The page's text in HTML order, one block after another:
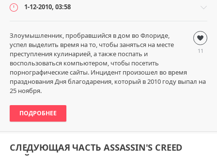
1-12-2010, 03:58
Безумный
мир
loginvovchyk
3
163
0
11
Злоумышленник, пробравшийся в дом во Флориде,
успел выделить время на то, чтобы заняться на месте
преступления кулинарией, а также поспать и
воспользоваться компьютером, чтобы посетить
порнографические сайты. Инцидент произошел во время
празднования Дня благодарения, который в 2010 году выпал на
25 ноября.
ПОДРОБНЕЕ
СЛЕДУЮЩАЯ ЧАСТЬ ASSASSIN'S CREED